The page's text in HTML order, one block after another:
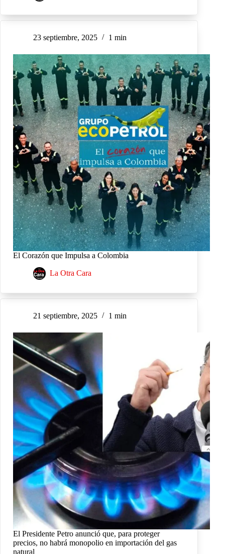
23 septiembre, 2025 1 min
El Corazón que Impulsa a Colombia
La Otra Cara
21 septiembre, 2025 1 min
El Presidente Petro anunció que, para proteger
precios, no habrá monopolio en importación del gas
natural